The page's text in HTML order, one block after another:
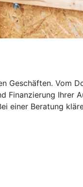
Geschäften. Vom
Finanzierung Ihrer
einer Beratung